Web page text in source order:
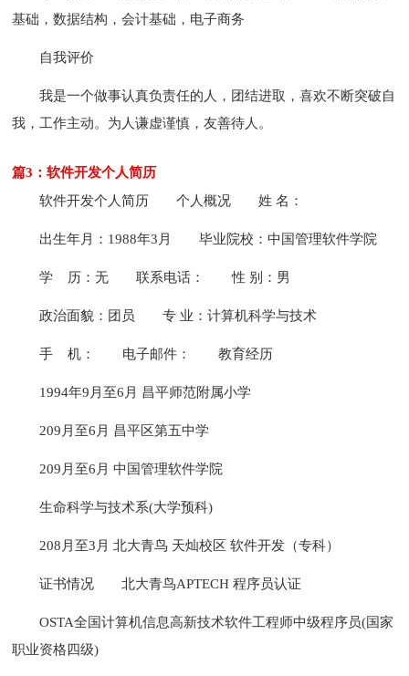
基础，数据结构，会计基础，电子商务
自我评价
我是一个做事认真负责任的人，团结进取，喜欢不断突破自
我，工作主动。为人谦虚谨慎，友善待人。
篇3：软件开发个人简历
软件开发个人简历
个人概况 姓 名：
出生年月：1988年3月 毕业院校：中国管理软件学院
学 历：无 联系电话： 性 别：男
政治面貌：团员 专 业：计算机科学与技术
手 机： 电子邮件： 教育经历
1994年9月至6月 昌平师范附属小学
209月至6月 昌平区第五中学
209月至6月 中国管理软件学院
生命科学与技术系(大学预科)
208月至3月 北大青鸟 天灿校区 软件开发（专科）
证书情况 北大青鸟APTECH 程序员认证
OSTA全国计算机信息高新技术软件工程师中级程序员(国家
职业资格四级)